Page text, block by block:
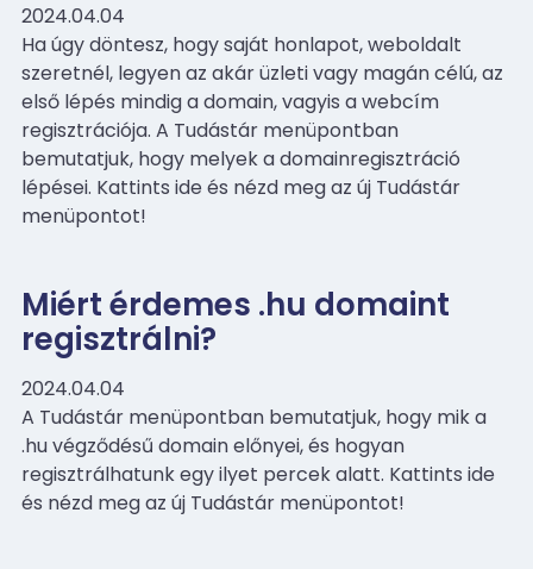
2024.04.04
Ha úgy döntesz, hogy saját honlapot, weboldalt
szeretnél, legyen az akár üzleti vagy magán célú, az
első lépés mindig a domain, vagyis a webcím
regisztrációja. A Tudástár menüpontban
bemutatjuk, hogy melyek a domainregisztráció
lépései. Kattints ide és nézd meg az új Tudástár
menüpontot!
Miért érdemes .hu domaint
regisztrálni?
2024.04.04
A Tudástár menüpontban bemutatjuk, hogy mik a
.hu végződésű domain előnyei, és hogyan
regisztrálhatunk egy ilyet percek alatt. Kattints ide
és nézd meg az új Tudástár menüpontot!